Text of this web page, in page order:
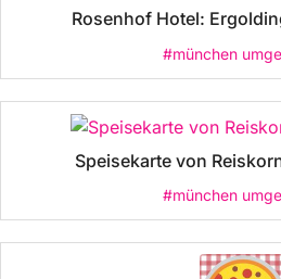
Rosenhof Hotel:
#münchen
Speisekarte von
#münchen